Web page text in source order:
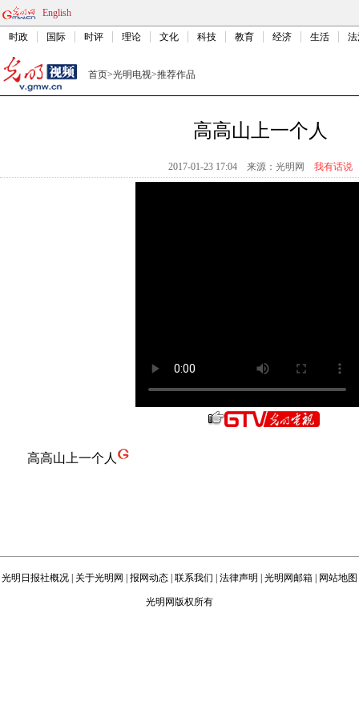
English
时政 国际 时评 理论 文化 科技 教育 经济 生活
首页>光明电视>推荐作品
高高山上一个人
2017-01-23 17:04 来源： 光明网 我有话说
高高山上一个人
光明日报社概况 关于光明网 报网动态 联系我们 法律声明 光明网邮箱 网站地图
光明网版权所有